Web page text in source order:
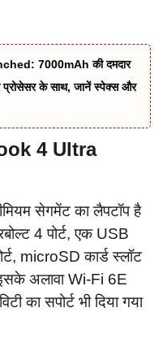
7000mAh की दमदार
प्रोसेसर के साथ, जानें स्पेक्स और
4 Ultra
सेगमेंट का लैपटॉप है
4 पोर्ट, एक USB
microSD कार्ड स्लॉट
अलावा Wi-Fi 6E
का सपोर्ट भी दिया गया